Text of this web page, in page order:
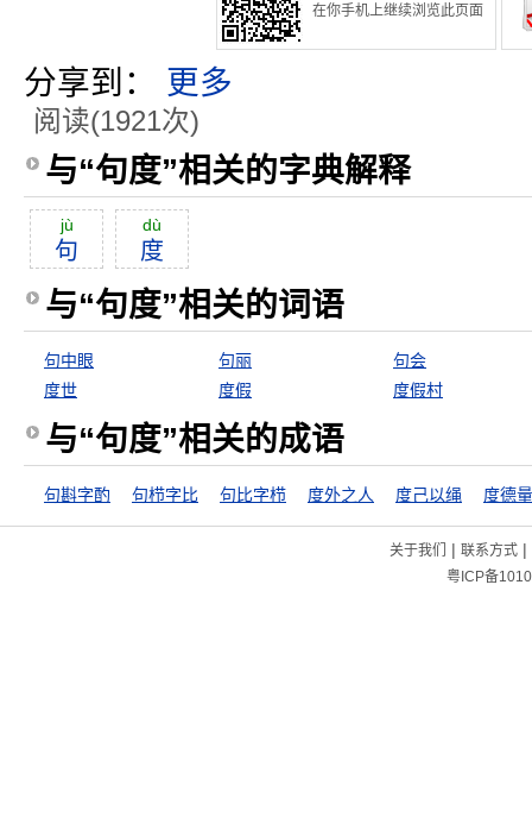
在你手机上继续浏览此页面
分享到： 更多
阅读(1921次)
与“句度”相关的字典解释
jù
句
dù
度
与“句度”相关的词语
句中眼 句丽
句会
度世
度假 度假村
与“句度”相关的成语
句斟字酌 句栉字比 句比字栉 度外之人 度己以绳 度德
关于我们 | 联系方式|
粤ICP备